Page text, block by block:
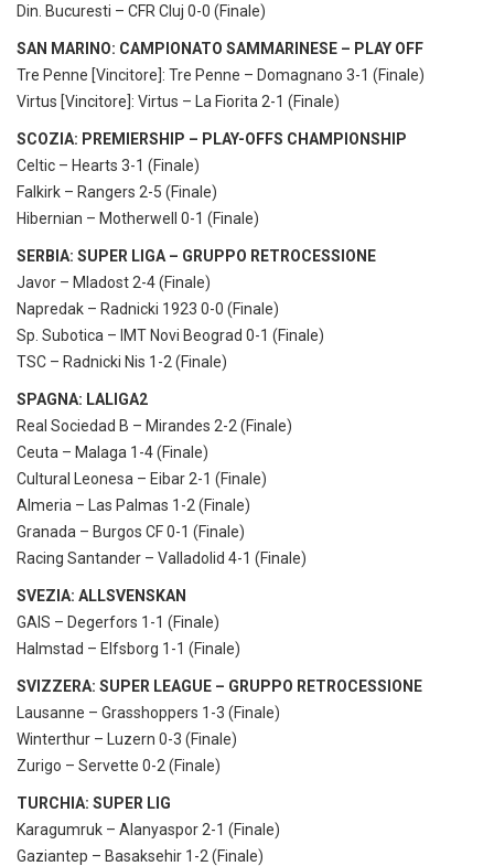
Din. Bucuresti – CFR Cluj 0-0 (Finale)
SAN MARINO: CAMPIONATO SAMMARINESE – PLAY OFF
Tre Penne [Vincitore]: Tre Penne – Domagnano 3-1 (Finale)
Virtus [Vincitore]: Virtus – La Fiorita 2-1 (Finale)
SCOZIA: PREMIERSHIP – PLAY-OFFS CHAMPIONSHIP
Celtic – Hearts 3-1 (Finale)
Falkirk – Rangers 2-5 (Finale)
Hibernian – Motherwell 0-1 (Finale)
SERBIA: SUPER LIGA – GRUPPO RETROCESSIONE
Javor – Mladost 2-4 (Finale)
Napredak – Radnicki 1923 0-0 (Finale)
Sp. Subotica – IMT Novi Beograd 0-1 (Finale)
TSC – Radnicki Nis 1-2 (Finale)
SPAGNA: LALIGA2
Real Sociedad B – Mirandes 2-2 (Finale)
Ceuta – Malaga 1-4 (Finale)
Cultural Leonesa – Eibar 2-1 (Finale)
Almeria – Las Palmas 1-2 (Finale)
Granada – Burgos CF 0-1 (Finale)
Racing Santander – Valladolid 4-1 (Finale)
SVEZIA: ALLSVENSKAN
GAIS – Degerfors 1-1 (Finale)
Halmstad – Elfsborg 1-1 (Finale)
SVIZZERA: SUPER LEAGUE – GRUPPO RETROCESSIONE
Lausanne – Grasshoppers 1-3 (Finale)
Winterthur – Luzern 0-3 (Finale)
Zurigo – Servette 0-2 (Finale)
TURCHIA: SUPER LIG
Karagumruk – Alanyaspor 2-1 (Finale)
Gaziantep – Basaksehir 1-2 (Finale)